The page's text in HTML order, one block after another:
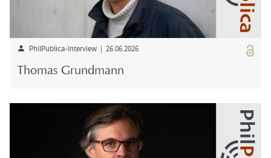
PhilPublica-​Interview | 26.06.2026
Tho­mas Grund­mann